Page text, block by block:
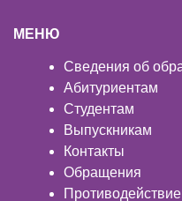
МЕНЮ
Сведения об
Абитуриентам
Студентам
Выпускникам
Контакты
Обращения